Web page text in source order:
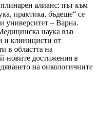
алианс: път към
практика, бъдеще“ се
университет – Варна.
наука във
и клиницисти от
в областта на
новите достижения в
на онкологичните